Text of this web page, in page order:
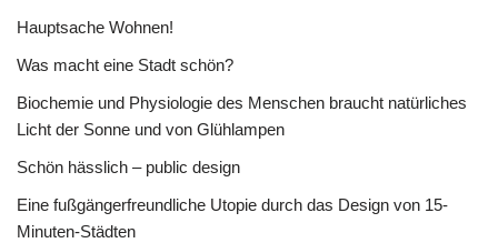
Hauptsache Wohnen!
Was macht eine Stadt schön?
Biochemie und Physiologie des Menschen braucht natürliches
Licht der Sonne und von Glühlampen
Schön hässlich – public design
Eine fußgängerfreundliche Utopie durch das Design von 15-
Minuten-Städten